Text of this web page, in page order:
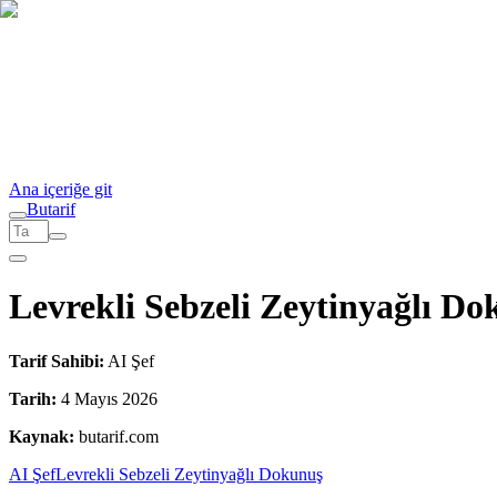
Ana içeriğe git
Butarif
Levrekli Sebzeli Zeytinyağlı
Tarif Sahibi: AI Şef
Tarih: 4 Mayıs 2026
Kaynak: butarif.com
AI ŞefLevrekli Sebzeli Zeytinyağlı Dokunuş